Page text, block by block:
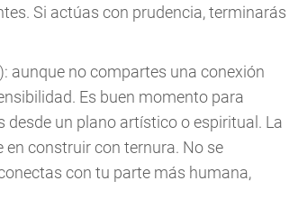
Si actúas con prudencia, terminarás
aunque no compartes una conexión
Es buen momento para
un plano artístico o espiritual. La
construir con ternura. No se
con tu parte más humana,